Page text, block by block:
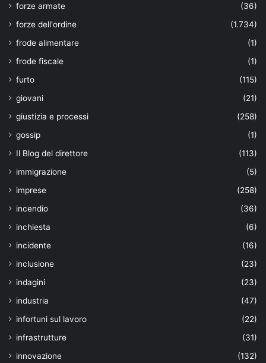
forze armate
(36)
forze dell'ordine
(1.734)
frode alimentare
(1)
frode fiscale
(1)
furto
(115)
giovani
(21)
giustizia e processi
(258)
gossip
(1)
Il Blog del direttore
(113)
immigrazione
(5)
imprese
(258)
incendio
(36)
inchiesta
(6)
incidente
(16)
inclusione
(23)
indagini
(23)
industria
(47)
infortuni sul lavoro
(22)
infrastrutture
(31)
innovazione
(132)